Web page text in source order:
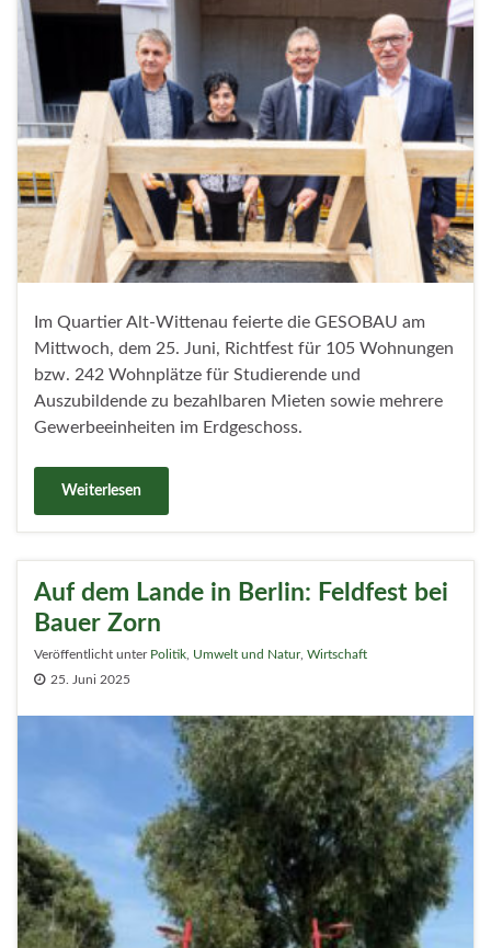
Im Quartier Alt-Wittenau feierte die GESOBAU am
Mittwoch, dem 25. Juni, Richtfest für 105 Wohnungen
bzw. 242 Wohnplätze für Studierende und
Auszubildende zu bezahlbaren Mieten sowie mehrere
Gewerbeeinheiten im Erdgeschoss.
Weiterlesen
Auf dem Lande in Berlin: Feldfest bei
Bauer Zorn
Veröffentlicht unter Politik Umwelt und Natur, Wirtschaft
25. Juni 2025